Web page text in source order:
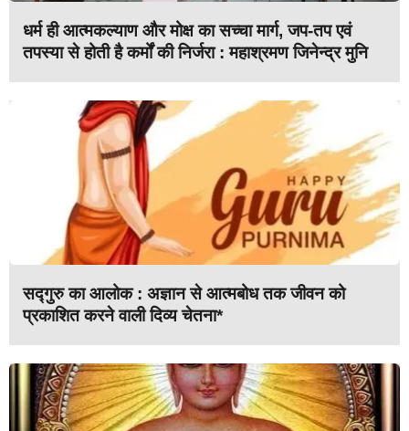
धर्म ही आत्मकल्याण और मोक्ष का सच्चा मार्ग, जप-तप एवं
तपस्या से होती है कर्मों की निर्जरा : महाश्रमण जिनेन्द्र मुनि
सद्गुरु का आलोक : अज्ञान से आत्मबोध तक जीवन को
प्रकाशित करने वाली दिव्य चेतना*